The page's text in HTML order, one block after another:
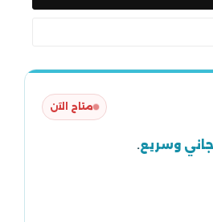
متاح الآن
وسريع.